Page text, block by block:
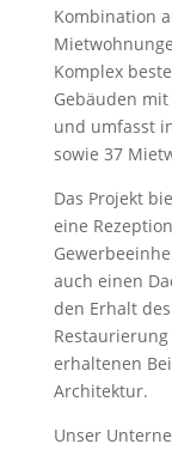
Kombination
Komplex
Gebäuden
und umfasst
sowie 37
Das Projekt
eine
auch einen
den Erhalt
erhaltenen
Architektur.
Unser